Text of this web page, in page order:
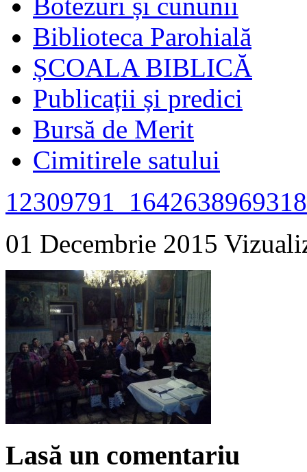
Biblioteca Parohială
ȘCOALA BIBLICĂ
Publicații și predici
Bursă de Merit
Cimitirele satului
01 Decembrie 2015
Lasă un comentariu